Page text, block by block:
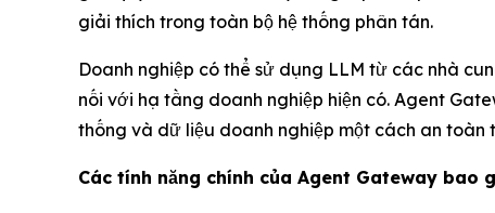
giải thích trong toàn bộ hệ thống phân tán.
Doanh nghiệp có thể sử dụng LLM từ các nhà
nối với hạ tầng doanh nghiệp hiện có. Agent
thống và dữ liệu doanh nghiệp một cách an toàn
Các tính năng chính của Agent Gateway bao